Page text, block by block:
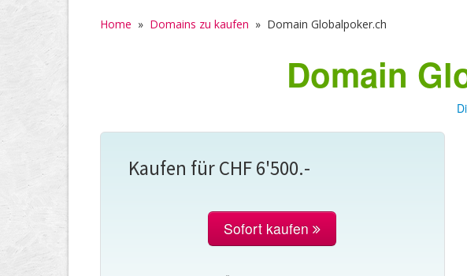
Home » Domains zu kaufen » Domain Globalpoker.ch
Domain
Kaufen für CHF 6'500.-
Sofort kaufen